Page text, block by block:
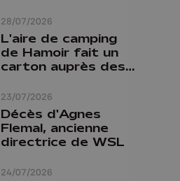
28/07/2026
budget pour le
faire
23/07/2026
L'aire de camping
de Hamoir fait un
carton auprès des
24/07/2026
Décès d'Agnes
Flemal, ancienne
directrice de WSL